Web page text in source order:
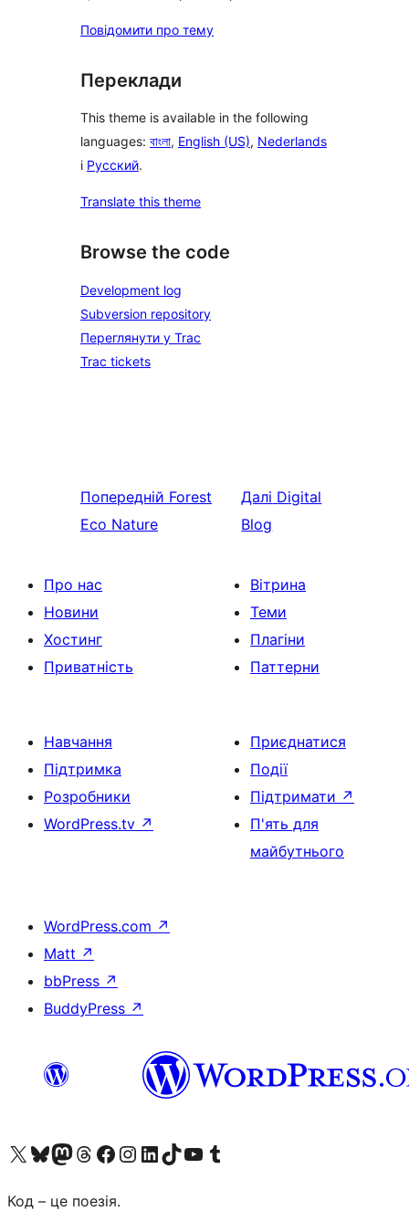
Повідомити про тему
Переклади
This theme is available in the following
languages: বাংলা, English (US), Nederlands
і Русский.
Translate this theme
Browse the code
Development log
Subversion repository
Переглянути у Trac
Trac tickets
Попередній Forest
Eco Nature
Далі Digital
Blog
Про нас
Новини
Хостинг
Приватність
Вітрина
Теми
Плагіни
Паттерни
Навчання
Підтримка
Розробники
WordPress.tv ↗
Приєднатися
Події
Підтримати ↗
П'ять для
майбутнього
WordPress.com ↗
Matt ↗
bbPress ↗
BuddyPress ↗
Visit our X (formerly Twitter) account
Visit our Bluesky account
Завітайте до нашої стрічки в Mastodon
Visit our Threads account
Завітайте на нашу сторінку в Facebook
Visit our Instagram account
Visit our LinkedIn account
Visit our TikTok account
Visit our YouTube channel
Visit our Tumblr account
Код – це поезія.